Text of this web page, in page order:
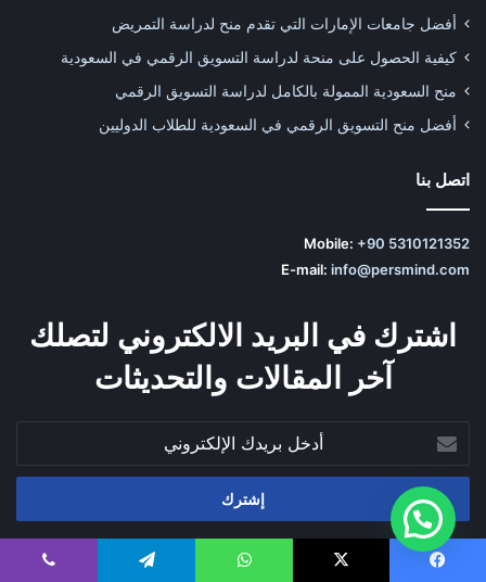
أفضل جامعات الإمارات التي تقدم منح لدراسة التمريض
كيفية الحصول على منحة لدراسة التسويق الرقمي في السعودية
منح السعودية الممولة بالكامل لدراسة التسويق الرقمي
أفضل منح التسويق الرقمي في السعودية للطلاب الدوليين
اتصل بنا
Mobile: +90 5310121352
E-mail: info@persmind.com
اشترك في البريد الالكتروني لتصلك
آخر المقالات والتحديثات
بريدك
الإلكتروني
‫YouTube
‫TikTok